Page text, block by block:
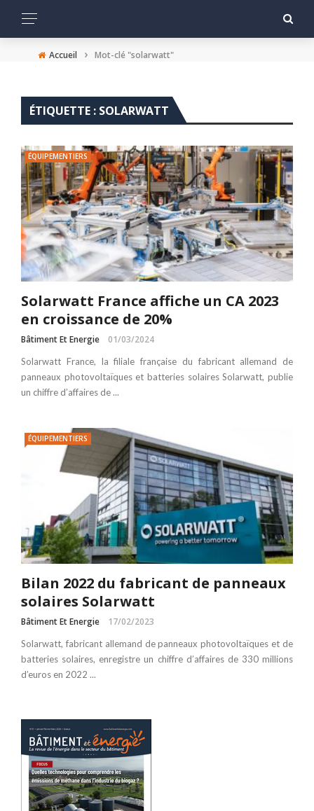
Accueil › Mot-clé "solarwatt"
ÉTIQUETTE : SOLARWATT
ÉQUIPEMENTIERS
Solarwatt France affiche un CA 2023
en croissance de 20%
Bâtiment Et Energie 01/03/2024
Solarwatt France, la filiale française du fabricant allemand de
panneaux photovoltaïques et batteries solaires Solarwatt, publie
un chiffre d’affaires de ...
ÉQUIPEMENTIERS
Bilan 2022 du fabricant de panneaux
solaires Solarwatt
Bâtiment Et Energie 17/02/2023
Solarwatt, fabricant allemand de panneaux photovoltaïques et de
batteries solaires, enregistre un chiffre d’affaires de 330 millions
d’euros en 2022 ...